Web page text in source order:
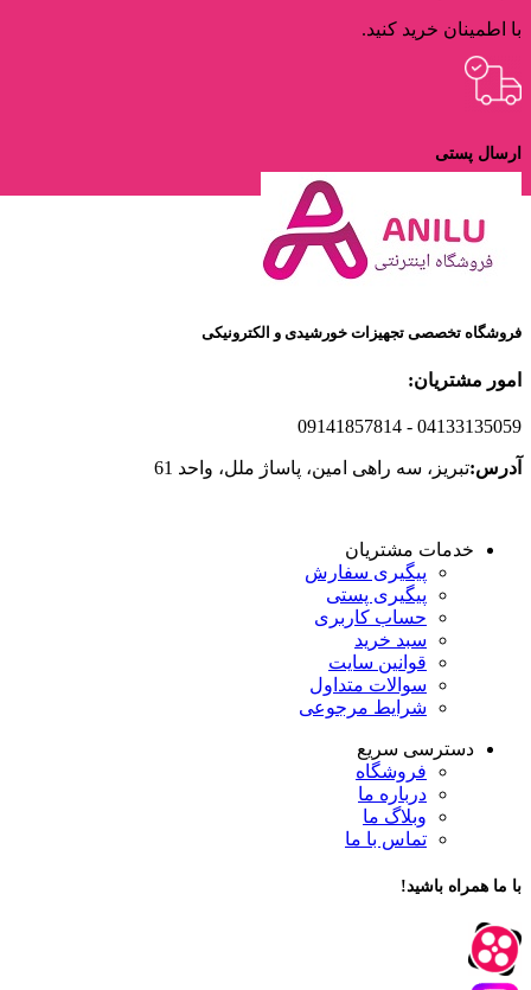
با اطمینان خرید کنید.
ارسال پستی
فروشگاه تخصصی تجهیزات خورشیدی و الکترونیکی
امور مشتریان:
- 04133135059
09141857814
آدرس:تبریز، سه راهی امین، پاساژ ملل، واحد 61
خدمات مشتریان
پیگیری سفارش
پیگیری پستی
حساب کاربری
سبد خرید
قوانین سایت
سوالات متداول
شرایط مرجوعی
دسترسی سریع
فروشگاه
درباره ما
وبلاگ ما
تماس با ما
با ما همراه باشید!